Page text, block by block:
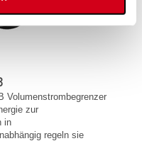
Volumenstrombegrenzer
zur
in
regeln sie